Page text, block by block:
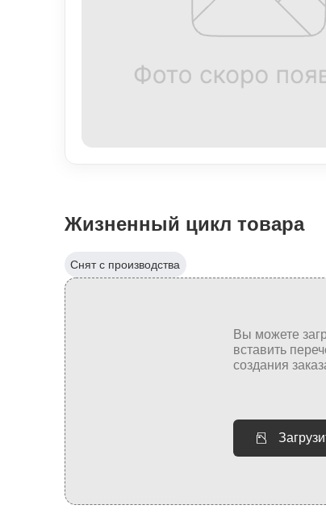
Жизненный цикл товара
Снят с производства